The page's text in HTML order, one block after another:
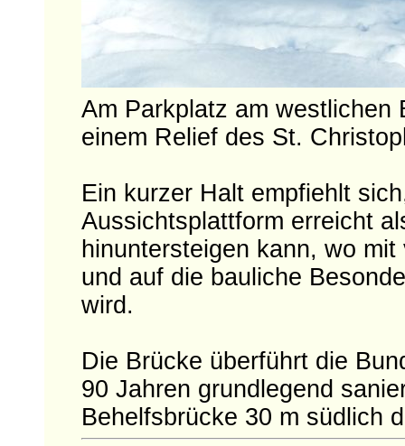
Am Parkplatz am westlichen
einem Relief des St.
Ein kurzer Halt empfiehlt
Aussichtsplattform erreicht
hinuntersteigen kann, wo
und auf die bauliche
wird.
Die Brücke überführt die
90 Jahren grundlegend
Behelfsbrücke 30 m südlich